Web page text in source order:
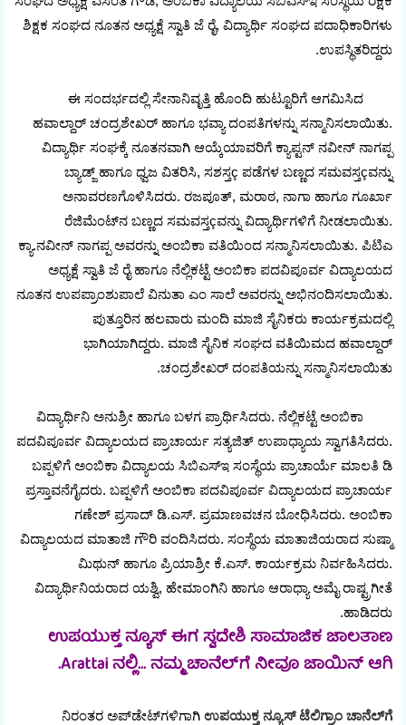
ಶಿಕ್ಷಕ ಸಂಘದ ನೂತನ ಅಧ್ಯಕ್ಷೆ ಸ್ವಾತಿ ಜೆ ರೈ, ವಿದ್ಯಾರ್ಥಿ ಸಂಘದ ಪದಾಧಿಕಾರಿಗಳು
ಉಪಸ್ಥಿತರಿದ್ದರು.
ಈ ಸಂದರ್ಭದಲ್ಲಿ ಸೇನಾನಿವೃತ್ತಿ ಹೊಂದಿ ಹುಟ್ಟೂರಿಗೆ ಆಗಮಿಸಿದ
ಹವಾಲ್ದಾರ್ ಚಂದ್ರಶೇಖರ್ ಹಾಗೂ ಭವ್ಯಾ ದಂಪತಿಗಳನ್ನು ಸನ್ಮಾನಿಸಲಾಯಿತು.
ವಿದ್ಯಾರ್ಥಿ ಸಂಘಕ್ಕೆ ನೂತನವಾಗಿ ಆಯ್ಕೆಯಾವರಿಗೆ ಕ್ಯಾಪ್ಟನ್ ನವೀನ್ ನಾಗಪ್ಪ
ಬ್ಯಾಡ್ಜ್ ಹಾಗೂ ಧ್ವಜ ವಿತರಿಸಿ, ಸಶಸ್ತç ಪಡೆಗಳ ಬಣ್ಣದ ಸಮವಸ್ತçವನ್ನು
ಅನಾವರಣಗೊಳಿಸಿದರು. ರಜಪೂತ್, ಮರಾಠ, ನಾಗಾ ಹಾಗೂ ಗೂರ್ಖಾ
ರೆಜಿಮೆಂಟ್‌ನ ಬಣ್ಣದ ಸಮವಸ್ತçವನ್ನು ವಿದ್ಯಾರ್ಥಿಗಳಿಗೆ ನೀಡಲಾಯಿತು.
ಕ್ಯಾ.ನವೀನ್ ನಾಗಪ್ಪ ಅವರನ್ನು ಅಂಬಿಕಾ ವತಿಯಿಂದ ಸನ್ಮಾನಿಸಲಾಯಿತು. ಪಿಟಿಎ
ಅಧ್ಯಕ್ಷೆ ಸ್ವಾತಿ ಜೆ ರೈ ಹಾಗೂ ನೆಲ್ಲಿಕಟ್ಟೆ ಅಂಬಿಕಾ ಪದವಿಪೂರ್ವ ವಿದ್ಯಾಲಯದ
ನೂತನ ಉಪಪ್ರಾಂಶುಪಾಲೆ ವಿನುತಾ ಎಂ ಸಾಲೆ ಅವರನ್ನು ಅಭಿನಂದಿಸಲಾಯಿತು.
ಪುತ್ತೂರಿನ ಹಲವಾರು ಮಂದಿ ಮಾಜಿ ಸೈನಿಕರು ಕಾರ್ಯಕ್ರಮದಲ್ಲಿ
ಭಾಗಿಯಾಗಿದ್ದರು. ಮಾಜಿ ಸೈನಿಕ ಸಂಘದ ವತಿಯಿಮದ ಹವಾಲ್ದಾರ್
ಚಂದ್ರಶೇಖರ್ ದಂಪತಿಯನ್ನು ಸನ್ಮಾನಿಸಲಾಯಿತು.
ವಿದ್ಯಾರ್ಥಿನಿ ಅನುಶ್ರೀ ಹಾಗೂ ಬಳಗ ಪ್ರಾರ್ಥಿಸಿದರು. ನೆಲ್ಲಿಕಟ್ಟೆ ಅಂಬಿಕಾ
ಪದವಿಪೂರ್ವ ವಿದ್ಯಾಲಯದ ಪ್ರಾಚಾರ್ಯ ಸತ್ಯಜಿತ್ ಉಪಾಧ್ಯಾಯ ಸ್ವಾಗತಿಸಿದರು.
ಬಪ್ಪಳಿಗೆ ಅಂಬಿಕಾ ವಿದ್ಯಾಲಯ ಸಿಬಿಎಸ್‌ಇ ಸಂಸ್ಥೆಯ ಪ್ರಾಚಾರ್ಯೆ ಮಾಲತಿ ಡಿ
ಪ್ರಸ್ತಾವನೆಗೈದರು. ಬಪ್ಪಳಿಗೆ ಅಂಬಿಕಾ ಪದವಿಪೂರ್ವ ವಿದ್ಯಾಲಯದ ಪ್ರಾಚಾರ್ಯ
ಗಣೇಶ್ ಪ್ರಸಾದ್ ಡಿ.ಎಸ್. ಪ್ರಮಾಣವಚನ ಬೋಧಿಸಿದರು. ಅಂಬಿಕಾ
ವಿದ್ಯಾಲಯದ ಮಾತಾಜಿ ಗೌರಿ ವಂದಿಸಿದರು. ಸಂಸ್ಥೆಯ ಮಾತಾಜಿಯರಾದ ಸುಷ್ಮಾ
ಮಿಥುನ್ ಹಾಗೂ ಪ್ರಿಯಾಶ್ರೀ ಕೆ.ಎಸ್. ಕಾರ್ಯಕ್ರಮ ನಿರ್ವಹಿಸಿದರು.
ವಿದ್ಯಾರ್ಥಿನಿಯರಾದ ಯಶ್ವಿ, ಹೇಮಾಂಗಿನಿ ಹಾಗೂ ಆರಾಧ್ಯಾ ಅಮೈ ರಾಷ್ಟ್ರಗೀತೆ
ಹಾಡಿದರು.
ಉಪಯುಕ್ತ ನ್ಯೂಸ್ ಈಗ ಸ್ವದೇಶಿ ಸಾಮಾಜಿಕ ಜಾಲತಾಣ
Arattai ನಲ್ಲಿ... ನಮ್ಮ ಚಾನೆಲ್‌ಗೆ ನೀವೂ ಜಾಯಿನ್ ಆಗಿ.
ನಿರಂತರ ಅಪ್‌ಡೇಟ್‌ಗಳಿಗಾಗಿ ಉಪಯುಕ್ತ ನ್ಯೂಸ್‌ ಟೆಲಿಗ್ರಾಂ ಚಾನೆಲ್‌ಗೆ